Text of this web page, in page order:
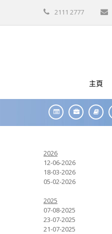
2111 2777
主頁
2026
12-06-2026
18-03-2026
05-02-2026
2025
07-08-2025
23-07-2025
21-07-2025